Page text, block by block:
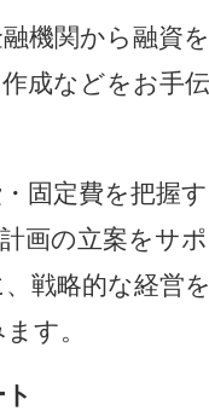
機関から融資
成などをお手
固定費を把握
画の立案をサ
戦略的な経営
す。